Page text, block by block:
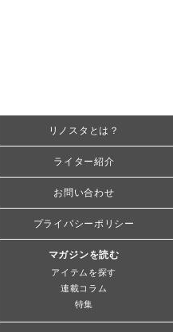
リノスタとは？
ライター紹介
お問い合わせ
プライバシーポリシー
マガジンを読む
アイテムを探す
連載コラム
特集